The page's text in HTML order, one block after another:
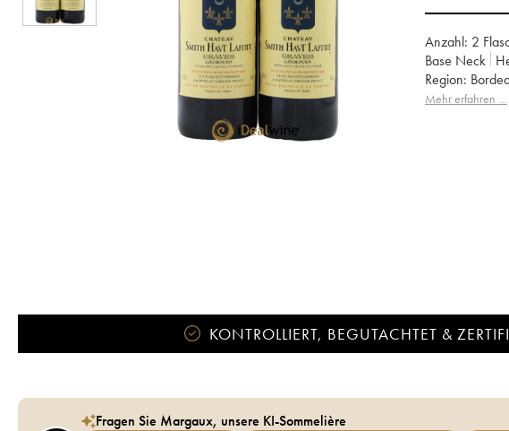
Anzahl: 2
Base Neck
Region:
Klassifizierung:
Mehr erfahren …
KONTROLLIERT, BEGUTACHTET &
Fragen Sie Margaux, unsere KI-Sommelière